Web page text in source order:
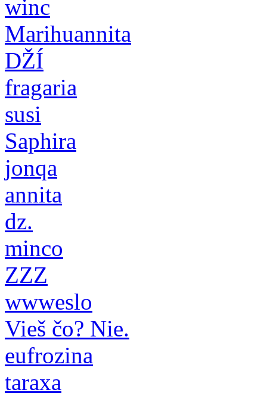
winc
Marihuannita
DŽÍ
fragaria
susi
Saphira
jonqa
annita
dz.
minco
ZZZ
wwweslo
Vieš čo? Nie.
eufrozina
taraxa